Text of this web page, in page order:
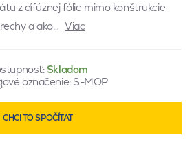
z difúznej fólie mimo konštrukcie
a ako… Viac
Skladom
označenie: S-MOP
CHCI TO SPOČÍTAT